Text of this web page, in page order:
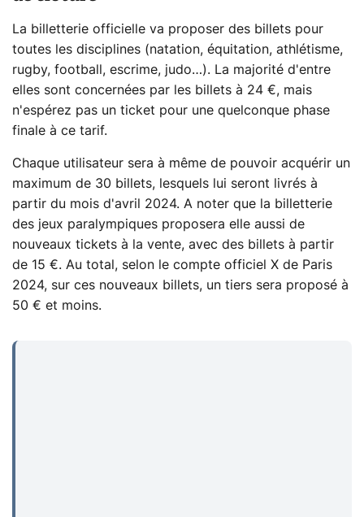
La billetterie officielle va proposer des billets pour
toutes les disciplines (natation, équitation, athlétisme,
rugby, football, escrime, judo…). La majorité d'entre
elles sont concernées par les billets à 24 €, mais
n'espérez pas un ticket pour une quelconque phase
finale à ce tarif.
Chaque utilisateur sera à même de pouvoir acquérir un
maximum de 30 billets, lesquels lui seront livrés à
partir du mois d'avril 2024. A noter que la billetterie
des jeux paralympiques proposera elle aussi de
nouveaux tickets à la vente, avec des billets à partir
de 15 €. Au total, selon le compte officiel X de Paris
2024, sur ces nouveaux billets, un tiers sera proposé à
50 € et moins.